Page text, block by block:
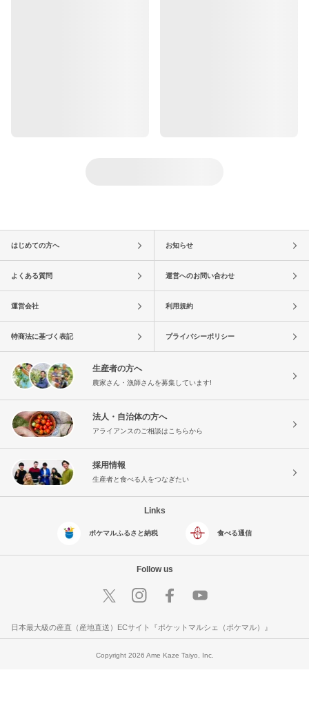
はじめての方へ お知らせ
よくある質問 運営へのお問い合わせ
運営会社 利用規約
特商法に基づく表記 プライバシーポリシー
生産者の方へ
農家さん・漁師さんを募集しています!
法人・自治体の方へ
アライアンスのご相談はこちらから
採用情報
生産者と食べる人をつなぎたい
Links
ポケマルふるさと納税 食べる通信
Follow us
日本最大級の産直（産地直送）ECサイト『ポケットマルシェ（ポケマル）』
Copyright 2026 Ame Kaze Taiyo, Inc.